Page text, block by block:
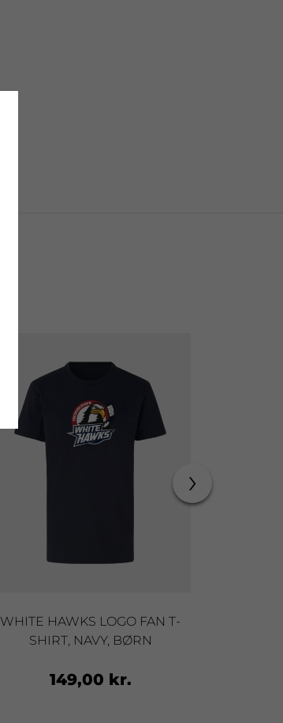
WHITE HAWKS LOGO FAN T-
SHIRT, NAVY, BØRN
149,00 kr.
›